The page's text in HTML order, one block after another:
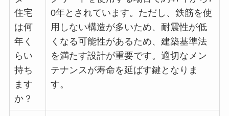
住宅
は何
年く
らい
持ち
ます
か？
0年とされています。ただし、鉄筋を使
用しない構造が多いため、耐震性が低
くなる可能性があるため、建築基準法
を満たす設計が重要です。適切なメン
テナンスが寿命を延ばす鍵となりま
す。